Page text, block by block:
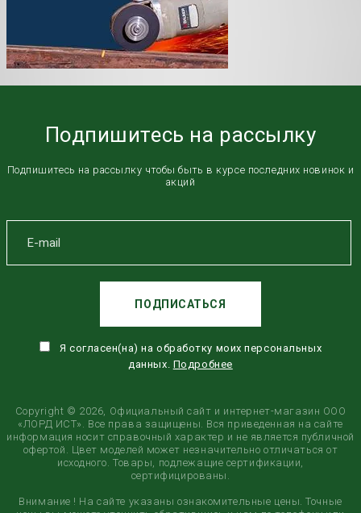
Подпишитесь на рассылку
Подпишитесь на рассылку чтобы быть в курсе последних новинок и
акций
Я согласен(на) на обработку моих персональных
данных. Подробнее
ПОДПИСАТЬСЯ
Copyright © 2026, Официальный сайт и интернет-магазин ООО
«ЛОРД ИСТ». Все права защищены. Вся приведенная на сайте
информация носит справочный характер и не является публичной
офертой. Цвет моделей может незначительно отличаться от
исходного. Товары, подлежащие сертификации,
сертифицированы.
Внимание ! На сайте указаны ознакомительные цены. Точные